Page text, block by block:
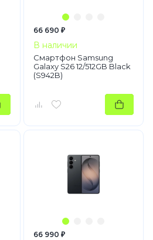
66 690 ₽
В наличии
Смартфон Samsung
Galaxy S26 12/512GB Black
(S942B)
66 990 ₽